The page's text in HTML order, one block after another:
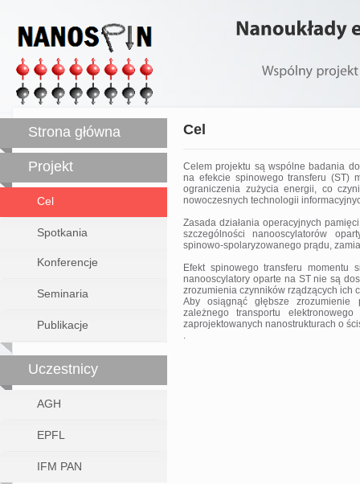
Strona główna
Projekt
Cel
Spotkania
Konferencje
Seminaria
Publikacje
Uczestnicy
AGH
EPFL
IFM PAN
Cel
Celem projektu są wspólne badania
na efekcie spinowego transferu (ST)
ograniczenia zużycia energii, co
nowoczesnych technologii
Zasada działania operacyjnych
szczególności nanooscylatorów
spinowo-spolaryzowanego prądu,
Efekt spinowego transferu momentu
nanooscylatory oparte na ST nie są
zrozumienia czynników rządzących ich
Aby osiągnąć głębsze zrozumienie
zależnego transportu
zaprojektowanych nanostrukturach o
.